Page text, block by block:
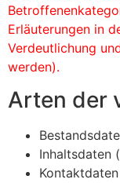
Erläuterungen in
Verdeutlichung
werden).
Arten der
Inhaltsdaten